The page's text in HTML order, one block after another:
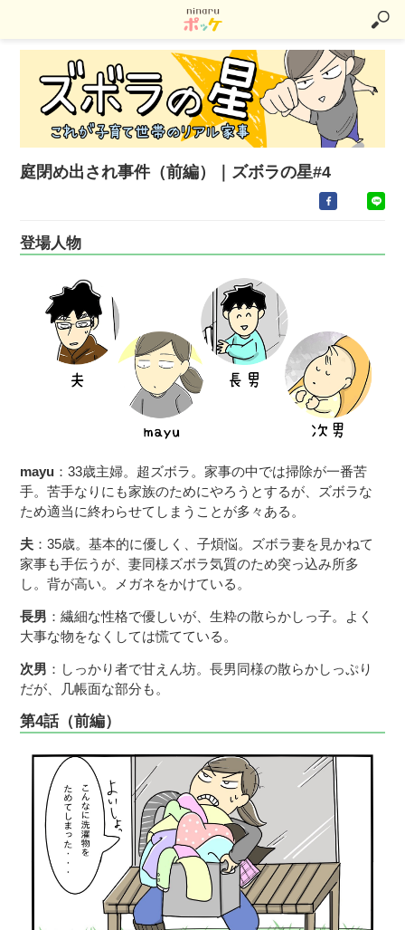
庭閉め出され事件（前編）｜ズボラの星#4
登場人物
mayu ：33歳主婦。超ズボラ。家事の中では掃除が一番苦
手。苦手なりにも家族のためにやろうとするが、ズボラな
ため適当に終わらせてしまうことが多々ある。
夫 ：35歳。基本的に優しく、子煩悩。ズボラ妻を見かねて
家事も手伝うが、妻同様ズボラ気質のため突っ込み所多
し。背が高い。メガネをかけている。
長男 ：繊細な性格で優しいが、生粋の散らかしっ子。よく
大事な物をなくしては慌てている。
次男 ：しっかり者で甘えん坊。長男同様の散らかしっぷり
だが、几帳面な部分も。
第4話（前編）